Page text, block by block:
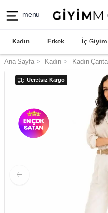
menu
Kadın Erkek İç Giyim
Ana Sayfa Kadın Kadın Çanta
Ücretsiz Kargo
Ücretsiz Kargo
Ücretsiz Kargo
Ücretsiz Kargo
Ücretsiz Kargo
Ücretsiz Kargo